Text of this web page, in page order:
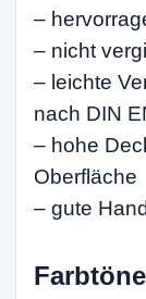
–
– nicht
– leichte
nach DIN
– hohe
Oberfläche
– gute